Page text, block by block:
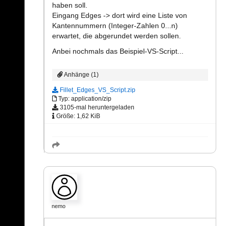
haben soll.
Eingang Edges -> dort wird eine Liste von
Kantennummern (Integer-Zahlen 0...n)
erwartet, die abgerundet werden sollen.
Anbei nochmals das Beispiel-VS-Script...
Anhänge (1)
Fillet_Edges_VS_Script.zip
Typ: application/zip
3105-mal heruntergeladen
Größe: 1,62 KiB
nemo